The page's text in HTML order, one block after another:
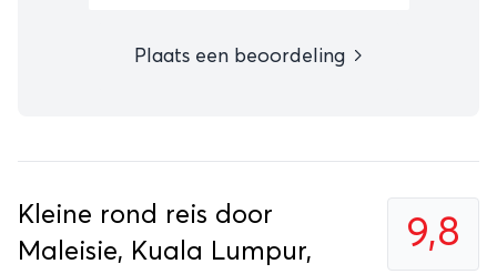
Plaats een beoordeling
9,8
Kleine rond reis door
Maleisie, Kuala Lumpur,